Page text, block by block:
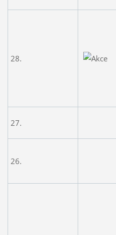
28.
27.
26.